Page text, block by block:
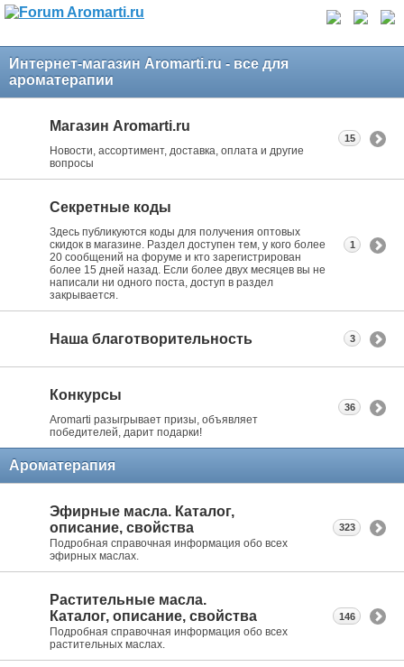
Интернет-магазин Aromarti.ru - все для
ароматерапии
Магазин Aromarti.ru
Новости, ассортимент, доставка, оплата и другие
вопросы
15
Секретные коды
Здесь публикуются коды для получения оптовых
скидок в магазине. Раздел доступен тем, у кого более
20 сообщений на форуме и кто зарегистрирован
более 15 дней назад. Если более двух месяцев вы не
написали ни одного поста, доступ в раздел
закрывается.
1
Наша благотворительность 3
Конкурсы
Aromarti разыгрывает призы, объявляет
победителей, дарит подарки!
36
Ароматерапия
Эфирные масла. Каталог,
описание, свойства
Подробная справочная информация обо всех
эфирных маслах.
323
Растительные масла.
Каталог, описание, свойства
Подробная справочная информация обо всех
растительных маслах.
146